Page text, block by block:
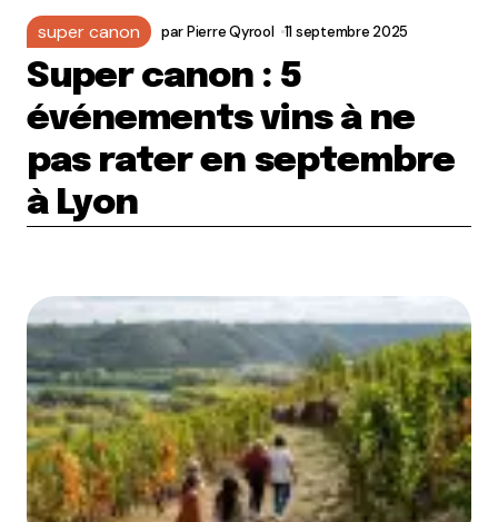
super canon parPierre Qyrool 11 septembre 2025
Super canon : 5
événements vins à ne
pas rater en septembre
à Lyon